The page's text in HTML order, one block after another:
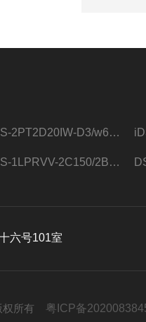
DS-2PT2D20IW-D3/w64路高清硬盘录像机
DS-1LPRVV-2C150/2B监控室外夜视高清电源线护套线200米/卷
六号101室
权所有 粤ICP备